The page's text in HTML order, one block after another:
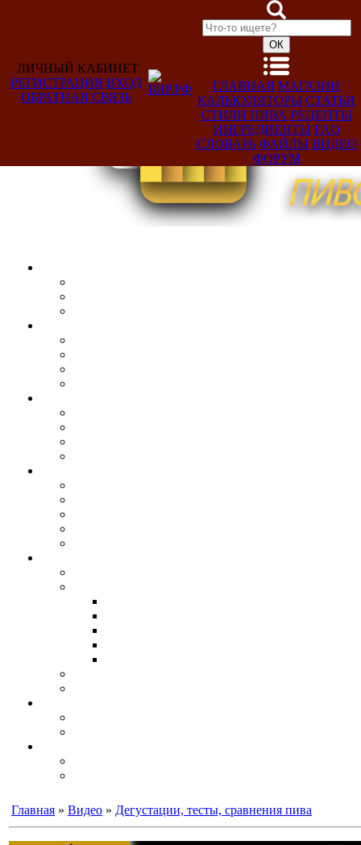
Добро
ЛИЧНЫЙ КАБИНЕТ
РЕГИСТРАЦИЯ ВХОД
ОБРАТНАЯ СВЯЗЬ
ГЛАВНАЯ МАГАЗИН
КАЛЬКУЛЯТОРЫ СТАТЬИ
СТИЛИ ПИВА РЕЦЕПТЫ
ИНГРЕДИЕНТЫ FAQ
СЛОВАРЬ ФАЙЛЫ ВИДЕО
ФОРУМ
Главная » Видео » Дегустации, тесты, сравнения пива